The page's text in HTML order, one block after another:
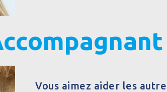
Vous aimez aider les